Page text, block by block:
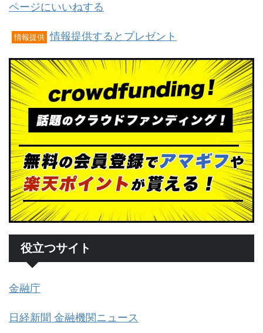
ページにいいねする
情報提供 情報提供するとプレゼント
役立つサイト
金融庁
日経新聞 金融機関ニュース